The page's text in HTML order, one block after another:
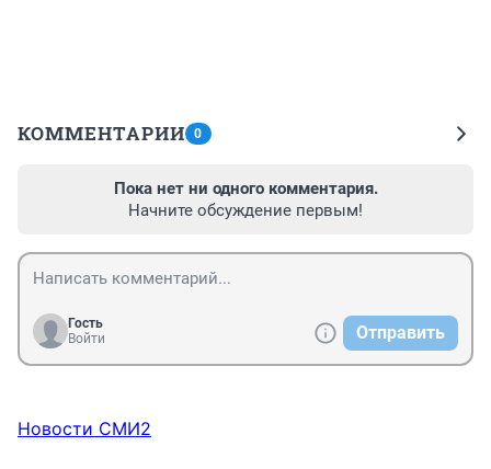
КОММЕНТАРИИ 0
Пока нет ни одного комментария.
Начните обсуждение первым!
Гость
Войти
Отправить
Новости СМИ2